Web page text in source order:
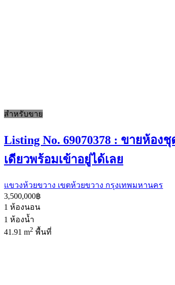
สำหรับขาย
Listing No. 69070378 : ขายห้อง
เดียวพร้อมเข้าอยู่ได้เลย
แขวงห้วยขวาง เขตห้วยขวาง กรุงเทพมหานคร
3,500,000฿
1 ห้องนอน
1 ห้องน้ำ
41.91 m2 พื้นที่